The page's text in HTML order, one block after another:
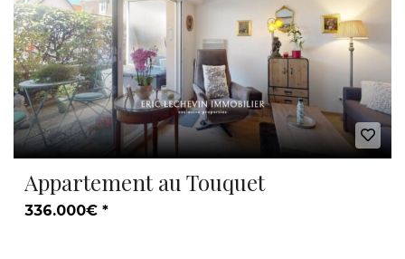
Appartement au Touquet
336.000€ *